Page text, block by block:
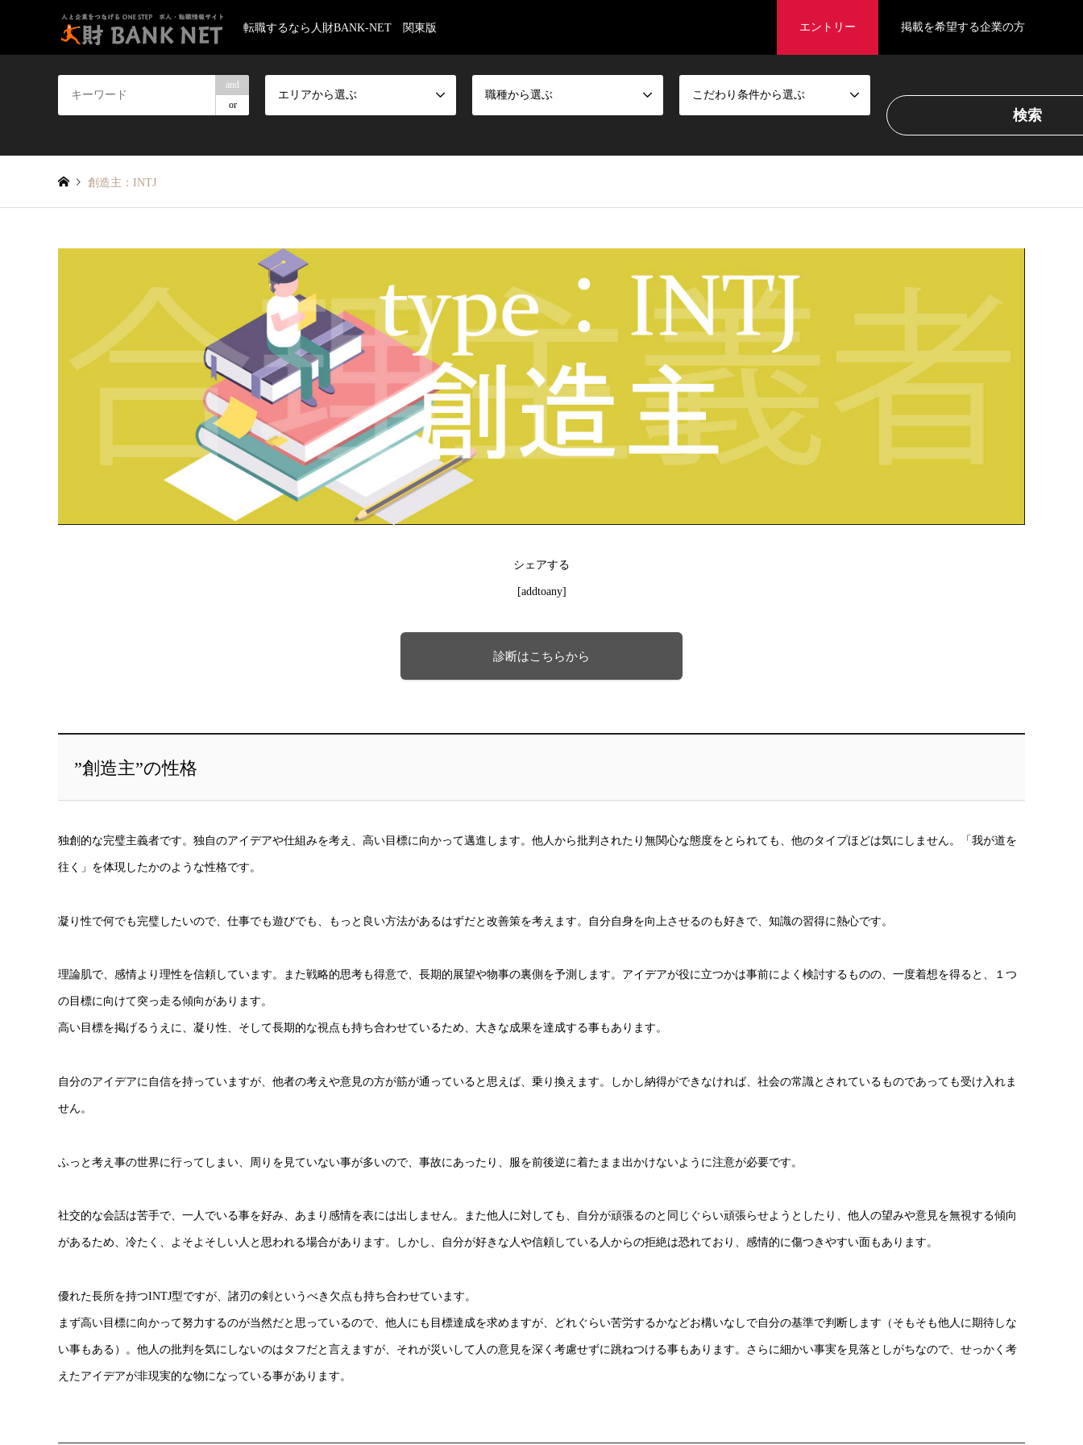
転職するなら人財BANK-NET 関東版 エントリー 掲載を希望する企業の方
and
or
エリアから選ぶ 職種から選ぶ こだわり条件から選ぶ
創造主：INTJ
シェアする
[addtoany]
診断はこちらから
”創造主”の性格
独創的な完璧主義者です。独自のアイデアや仕組みを考え、高い目標に向かって邁進します。他人から批判されたり無関心な態度をとられても、他のタイプほどは気にしません。「我が道を
往く」を体現したかのような性格です。
凝り性で何でも完璧したいので、仕事でも遊びでも、もっと良い方法があるはずだと改善策を考えます。自分自身を向上させるのも好きで、知識の習得に熱心です。
理論肌で、感情より理性を信頼しています。また戦略的思考も得意で、長期的展望や物事の裏側を予測します。アイデアが役に立つかは事前によく検討するものの、一度着想を得ると、１つ
の目標に向けて突っ走る傾向があります。
高い目標を掲げるうえに、凝り性、そして長期的な視点も持ち合わせているため、大きな成果を達成する事もあります。
自分のアイデアに自信を持っていますが、他者の考えや意見の方が筋が通っていると思えば、乗り換えます。しかし納得ができなければ、社会の常識とされているものであっても受け入れま
せん。
ふっと考え事の世界に行ってしまい、周りを見ていない事が多いので、事故にあったり、服を前後逆に着たまま出かけないように注意が必要です。
社交的な会話は苦手で、一人でいる事を好み、あまり感情を表には出しません。また他人に対しても、自分が頑張るのと同じぐらい頑張らせようとしたり、他人の望みや意見を無視する傾向
があるため、冷たく、よそよそしい人と思われる場合があります。しかし、自分が好きな人や信頼している人からの拒絶は恐れており、感情的に傷つきやすい面もあります。
優れた長所を持つINTJ型ですが、諸刃の剣というべき欠点も持ち合わせています。
まず高い目標に向かって努力するのが当然だと思っているので、他人にも目標達成を求めますが、どれぐらい苦労するかなどお構いなしで自分の基準で判断します（そもそも他人に期待しな
い事もある）。他人の批判を気にしないのはタフだと言えますが、それが災いして人の意見を深く考慮せずに跳ねつける事もあります。さらに細かい事実を見落としがちなので、せっかく考
えたアイデアが非現実的な物になっている事があります。